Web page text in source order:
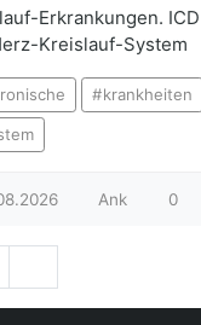
Erkrankungen.
Kreislauf-System
krankheiten
Ank 0